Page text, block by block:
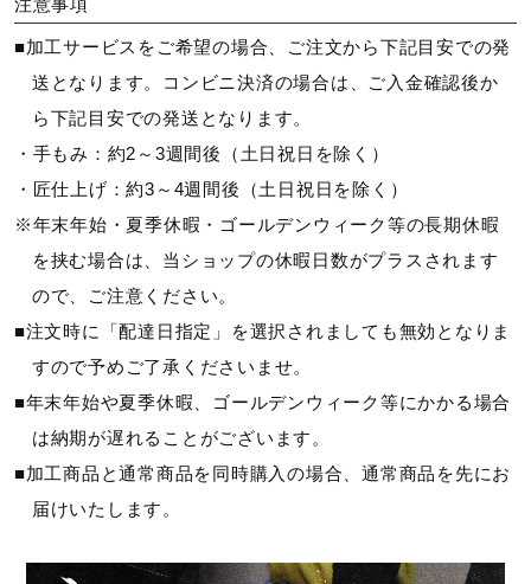
■加工サービスをご希望の場合、ご注文から下記目安での発
送となります。コンビニ決済の場合は、ご入金確認後か
ら下記目安での発送となります。
・手もみ：約2～3週間後（土日祝日を除く）
・匠仕上げ：約3～4週間後（土日祝日を除く）
※年末年始・夏季休暇・ゴールデンウィーク等の長期休暇
を挟む場合は、当ショップの休暇日数がプラスされます
ので、ご注意ください。
■注文時に「配達日指定」を選択されましても無効となりま
すので予めご了承くださいませ。
■年末年始や夏季休暇、ゴールデンウィーク等にかかる場合
は納期が遅れることがございます。
■加工商品と通常商品を同時購入の場合、通常商品を先にお
届けいたします。